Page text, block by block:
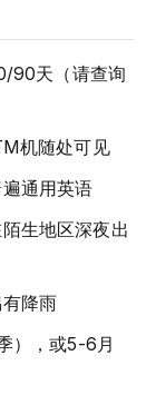
90天（请查询
机随处可见
通用英语
生地区深夜出
降雨
），或5-6月